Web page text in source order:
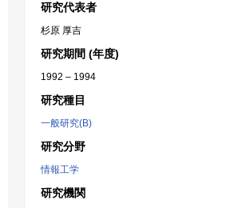
研究代表者
杉原 厚吉
研究期間 (年度)
1992 – 1994
研究種目
一般研究(B)
研究分野
情報工学
研究機関